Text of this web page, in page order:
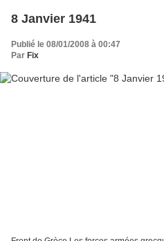
8 Janvier 1941
Publié le 08/01/2008 à 00:47
Par Fix